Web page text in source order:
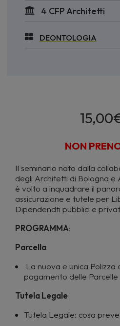
4 CFP Architetti
DEONTOLOGIA
15,00
NON
Il seminario nato dalla
degli Architetti di Bologna e
è volto a inquadrare il
assicurazione e tutele per
Dipendendti pubblici e
PROGRAMMA:
Parcella
La nuova e unica Polizza
pagamento delle
Tutela Legale
Tutela Legale: cosa